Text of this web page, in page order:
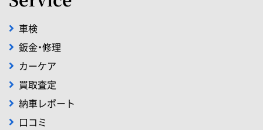
車検
鈑金・修理
カーケア
買取査定
納車レポート
口コミ